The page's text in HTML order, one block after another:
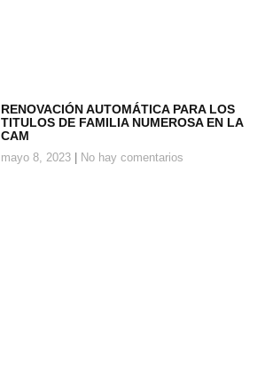
RENOVACIÓN AUTOMÁTICA PARA LOS
TITULOS DE FAMILIA NUMEROSA EN LA
CAM
mayo 8, 2023 No hay comentarios